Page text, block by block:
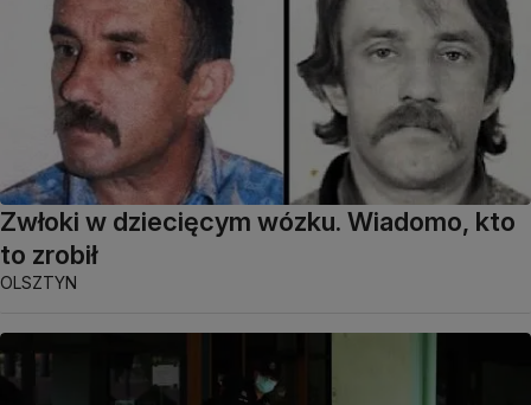
Zwłoki w dziecięcym wózku. Wiadomo, kto
to zrobił
OLSZTYN